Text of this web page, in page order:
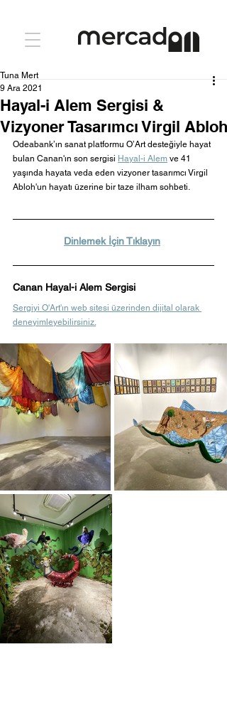
Hayal-i Alem Sergisi &
Vizyoner Tasarımcı Virgil Abloh
Tuna Mert
9 Ara 2021
Odeabank’ın sanat platformu O’Art desteğiyle hayat
bulan Canan'ın son sergisi Hayal-i Alem ve 41
yaşında hayata veda eden vizyoner tasarımcı Virgil
Abloh'un hayatı üzerine bir taze ilham sohbeti.
Dinlemek İçin Tıklayın
Canan Hayal-i Alem Sergisi
Sergiyi O'Art'ın web sitesi üzerinden dijital olarak
deneyimleyebilirsiniz.